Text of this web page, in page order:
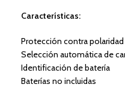
Características:
Protección contra
Selección automática de
Identificación de batería
Baterías no incluidas